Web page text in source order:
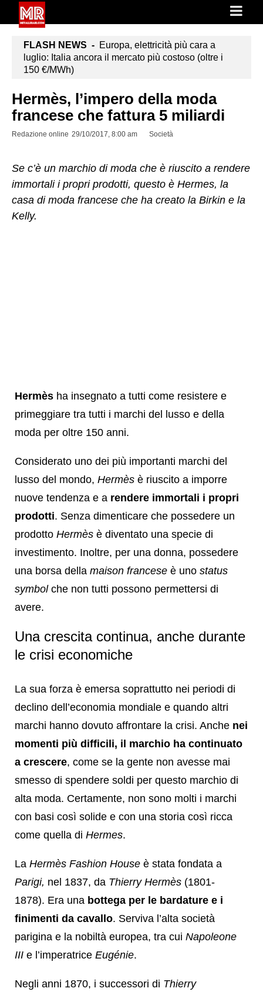
FLASH NEWS - Europa, elettricità più cara a
luglio: Italia ancora il mercato più costoso (oltre i
150 €/MWh)
Hermès, l’impero della moda
francese che fattura 5 miliardi
Redazione online 29/10/2017, 8:00 am Società
Se c’è un marchio di moda che è riuscito a rendere
immortali i propri prodotti, questo è Hermes, la
casa di moda francese che ha creato la Birkin e la
Kelly.
Hermès ha insegnato a tutti come resistere e
primeggiare tra tutti i marchi del lusso e della
moda per oltre 150 anni.
Considerato uno dei più importanti marchi del
lusso del mondo, Hermès è riuscito a imporre
nuove tendenza e a rendere immortali i propri
prodotti. Senza dimenticare che possedere un
prodotto Hermès è diventato una specie di
investimento. Inoltre, per una donna, possedere
una borsa della maison francese è uno status
symbolche non tutti possono permettersi di
avere.
Una crescita continua, anche durante
le crisi economiche
La sua forza è emersa soprattutto nei periodi di
declino dell’economia mondiale e quando altri
marchi hanno dovuto affrontare la crisi. Anche nei
momenti più difficili, il marchio ha continuato
a crescere, come se la gente non avesse mai
smesso di spendere soldi per questo marchio di
alta moda. Certamente, non sono molti i marchi
con basi così solide e con una storia così ricca
come quella di Hermes.
La Hermès Fashion House è stata fondata a
Parigi, nel 1837, da Thierry Hermès (1801-
1878). Era una bottega per le bardature e i
finimenti da cavallo. Serviva l’alta società
parigina e la nobiltà europea, tra cui Napoleone
III e l’imperatrice Eugénie.
Negli anni 1870, i successori di Thierry